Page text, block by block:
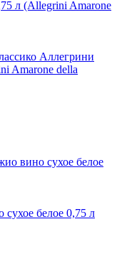
Аллегрини
Amarone della
белое 0,75 л